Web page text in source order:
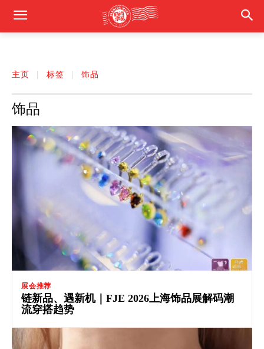
主页 标签 饰品
饰品
展会推荐
链新品、遇新机｜FJE 2026上海饰品展解码潮
流穿搭趋势